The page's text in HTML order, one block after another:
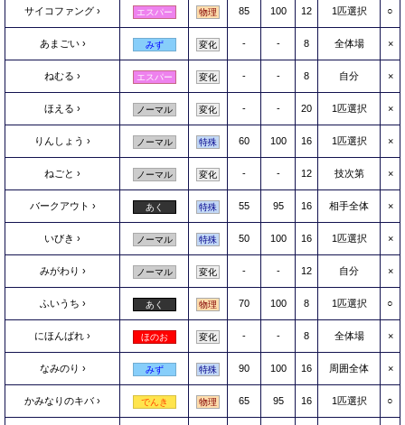
サイコファング エスパー 物理 85 100 12 1匹選択 ○
あまごい みず 変化 - - 8 全体場 ×
ねむる エスパー 変化 - - 8 自分 ×
ほえる ノーマル 変化 - - 20 1匹選択 ×
りんしょう ノーマル 特殊 60 100 16 1匹選択 ×
ねごと ノーマル 変化 - - 12 技次第 ×
バークアウト あく 特殊 55 95 16 相手全体 ×
いびき ノーマル 特殊 50 100 16 1匹選択 ×
みがわり ノーマル 変化 - - 12 自分 ×
ふいうち あく 物理 70 100 8 1匹選択 ○
にほんばれ ほのお 変化 - - 8 全体場 ×
なみのり みず 特殊 90 100 16 周囲全体 ×
かみなりのキバ でんき 物理 65 95 16 1匹選択 ○